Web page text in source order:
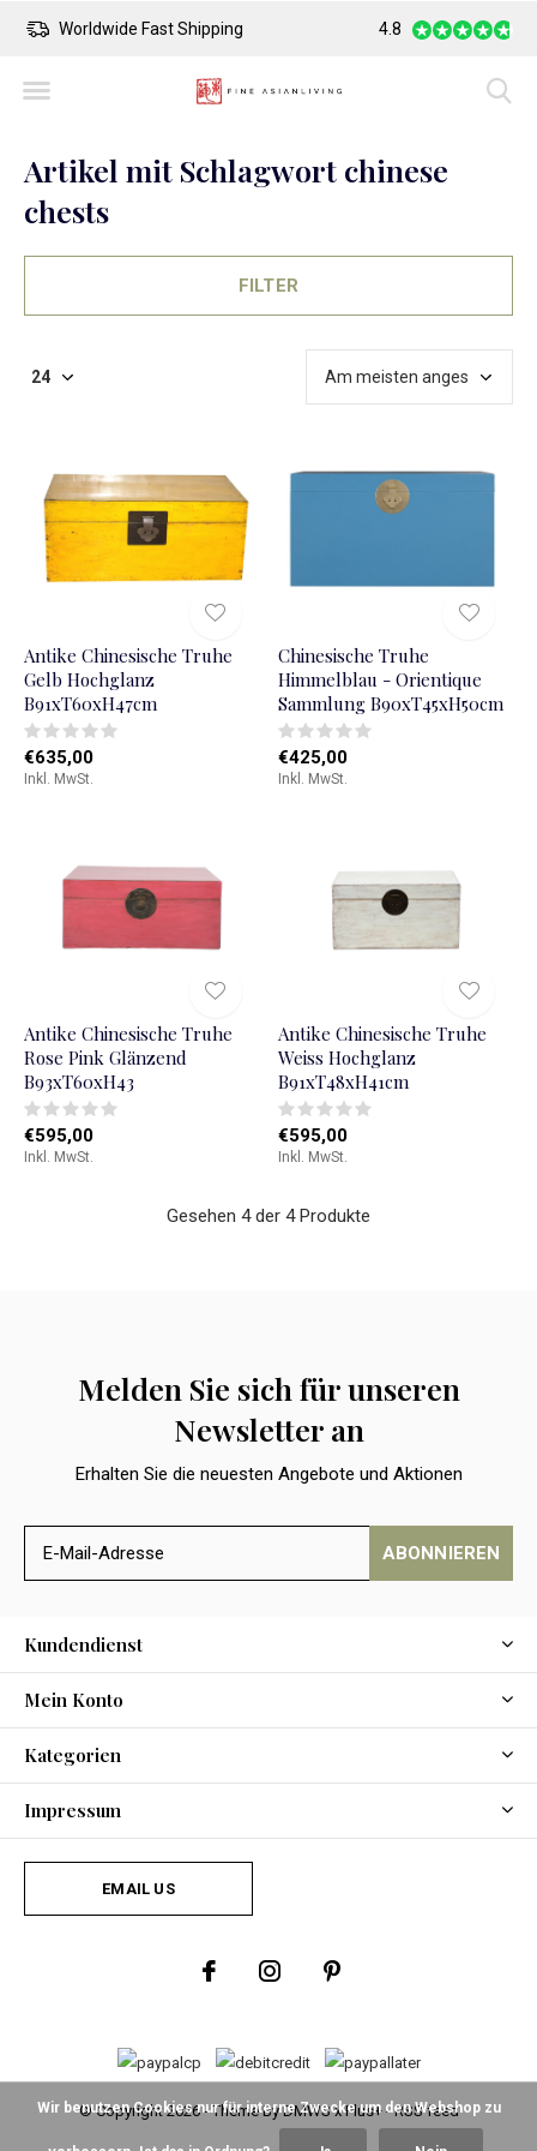
Worldwide Fast Shipping Safe Payment
4.8
Artikel mit Schlagwort chinese
chests
FILTER
Antike Chinesische Truhe
Gelb Hochglanz
B91xT60xH47cm
€635,00
Inkl. MwSt.
Chinesische Truhe
Himmelblau - Orientique
Sammlung B90xT45xH50cm
€425,00
Inkl. MwSt.
Antike Chinesische Truhe
Rose Pink Glänzend
B93xT60xH43
€595,00
Inkl. MwSt.
Antike Chinesische Truhe
Weiss Hochglanz
B91xT48xH41cm
€595,00
Inkl. MwSt.
Gesehen 4 der 4 Produkte
Melden Sie sich für unseren
Newsletter an
Erhalten Sie die neuesten Angebote und Aktionen
ABONNIEREN
Kundendienst
Mein Konto
Kategorien
Impressum
EMAIL US
© Copyright2026- Theme ByDMWSxPlus+-RSS feed
Wir benutzen Cookies nur für interne Zwecke um den Webshop zu